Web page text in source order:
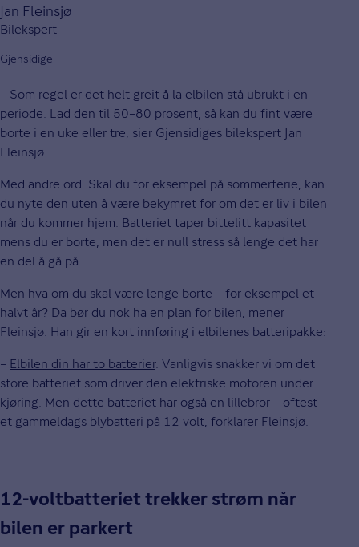
Jan Fleinsjø
Bilekspert
Gjensidige
– Som regel er det helt greit å la elbilen stå ubrukt i en
periode. Lad den til 50–80 prosent, så kan du fint være
borte i en uke eller tre, sier Gjensidiges bilekspert Jan
Fleinsjø.
Med andre ord: Skal du for eksempel på sommerferie, kan
du nyte den uten å være bekymret for om det er liv i bilen
når du kommer hjem. Batteriet taper bittelitt kapasitet
mens du er borte, men det er null stress så lenge det har
en del å gå på.
Men hva om du skal være lenge borte – for eksempel et
halvt år? Da bør du nok ha en plan for bilen, mener
Fleinsjø. Han gir en kort innføring i elbilenes batteripakke:
– Elbilen din har to batterier. Vanligvis snakker vi om det
store batteriet som driver den elektriske motoren under
kjøring. Men dette batteriet har også en lillebror – oftest
et gammeldags blybatteri på 12 volt, forklarer Fleinsjø.
12-voltbatteriet trekker strøm når
bilen er parkert